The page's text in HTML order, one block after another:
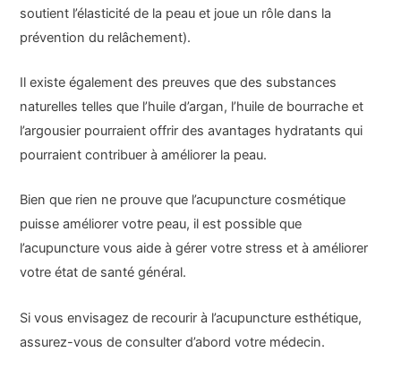
soutient l’élasticité de la peau et joue un rôle dans la
prévention du relâchement).
Il existe également des preuves que des substances
naturelles telles que l’huile d’argan, l’huile de bourrache et
l’argousier pourraient offrir des avantages hydratants qui
pourraient contribuer à améliorer la peau.
Bien que rien ne prouve que l’acupuncture cosmétique
puisse améliorer votre peau, il est possible que
l’acupuncture vous aide à gérer votre stress et à améliorer
votre état de santé général.
Si vous envisagez de recourir à l’acupuncture esthétique,
assurez-vous de consulter d’abord votre médecin.